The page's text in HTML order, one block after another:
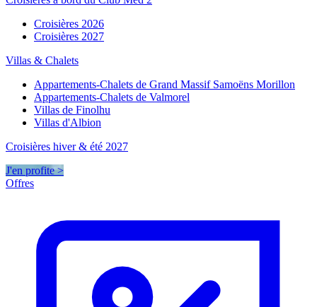
Croisières 2026
Croisières 2027
Villas & Chalets
Appartements-Chalets de Grand Massif Samoëns Morillon
Appartements-Chalets de Valmorel
Villas de Finolhu
Villas d'Albion
Croisières hiver & été 2027
J'en profite >
Offres